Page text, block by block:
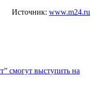
Источник: www.m24.ru
смогут выступить на